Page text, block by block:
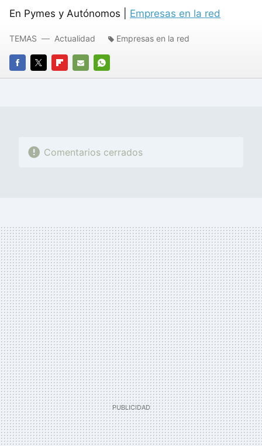
En Pymes y Autónomos | Empresas en la red
FACEBOOK
TWITTERFLIPBOARD
E-
WHATSAPP
TEMAS Actualidad Empresas en la red
Comentarios cerrados